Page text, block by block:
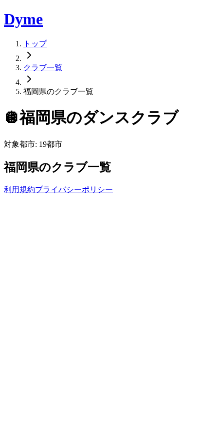
Dyme
トップ
クラブ一覧
福岡県のクラブ一覧
🪩福岡県のダンスクラブ
対象都市: 19都市
福岡県のクラブ一覧
利用規約プライバシーポリシー